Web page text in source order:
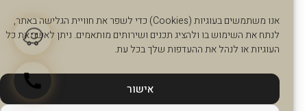
אנו משתמשים בעוגיות (Cookies) כדי לשפר את חוויית הגלישה באתר,
לנתח את השימוש בו ולהציג תכנים ושירותים מותאמים. ניתן לאשר את כל
העוגיות או לנהל את ההעדפות שלך בכל עת.
אישור